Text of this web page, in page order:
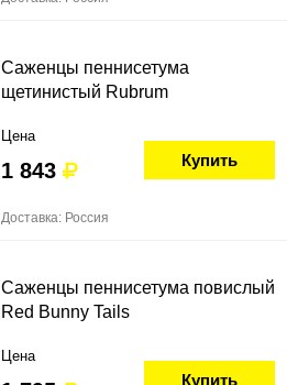
Саженцы пеннисетума
щетинистый Rubrum
Цена
1 843 Купить
Доставка: Россия
Саженцы пеннисетума повислый
Red Bunny Tails
Цена
Купить